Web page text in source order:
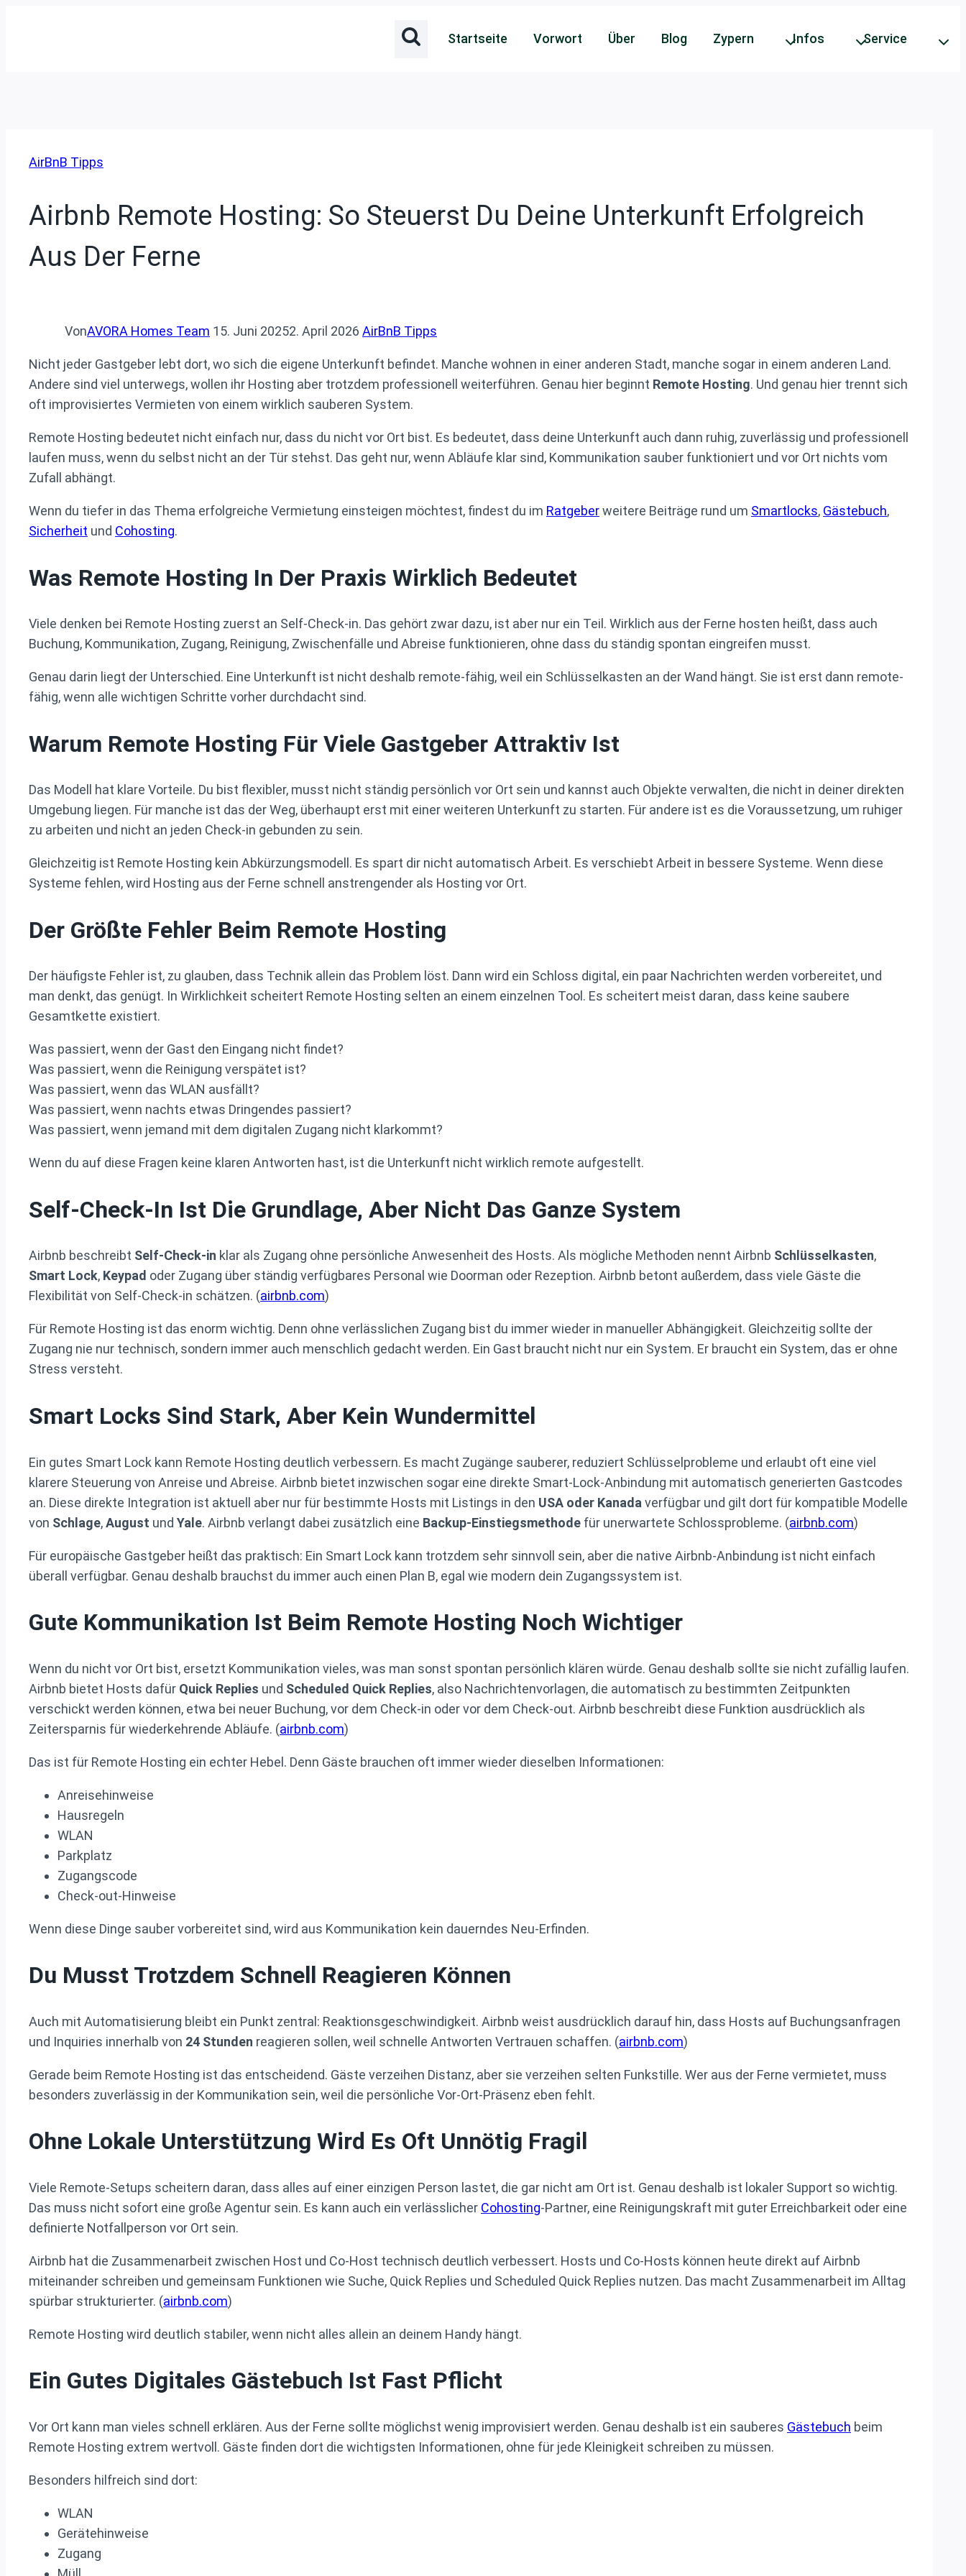
Startseite Vorwort Über Blog Zypern Infos Service
AirBnB Tipps
Airbnb Remote Hosting: So Steuerst Du Deine Unterkunft Erfolgreich
Aus Der Ferne
VonAVORA Homes Team 15. Juni 20252. April 2026 AirBnB Tipps
Nicht jeder Gastgeber lebt dort, wo sich die eigene Unterkunft befindet. Manche wohnen in einer anderen Stadt, manche sogar in einem anderen Land.
Andere sind viel unterwegs, wollen ihr Hosting aber trotzdem professionell weiterführen. Genau hier beginnt Remote Hosting. Und genau hier trennt sich
oft improvisiertes Vermieten von einem wirklich sauberen System.
Remote Hosting bedeutet nicht einfach nur, dass du nicht vor Ort bist. Es bedeutet, dass deine Unterkunft auch dann ruhig, zuverlässig und professionell
laufen muss, wenn du selbst nicht an der Tür stehst. Das geht nur, wenn Abläufe klar sind, Kommunikation sauber funktioniert und vor Ort nichts vom
Zufall abhängt.
Wenn du tiefer in das Thema erfolgreiche Vermietung einsteigen möchtest, findest du im Ratgeberweitere Beiträge rund um Smartlocks, Gästebuch,
Sicherheit und Cohosting.
Was Remote Hosting In Der Praxis Wirklich Bedeutet
Viele denken bei Remote Hosting zuerst an Self-Check-in. Das gehört zwar dazu, ist aber nur ein Teil. Wirklich aus der Ferne hosten heißt, dass auch
Buchung, Kommunikation, Zugang, Reinigung, Zwischenfälle und Abreise funktionieren, ohne dass du ständig spontan eingreifen musst.
Genau darin liegt der Unterschied. Eine Unterkunft ist nicht deshalb remote-fähig, weil ein Schlüsselkasten an der Wand hängt. Sie ist erst dann remote-
fähig, wenn alle wichtigen Schritte vorher durchdacht sind.
Warum Remote Hosting Für Viele Gastgeber Attraktiv Ist
Das Modell hat klare Vorteile. Du bist flexibler, musst nicht ständig persönlich vor Ort sein und kannst auch Objekte verwalten, die nicht in deiner direkten
Umgebung liegen. Für manche ist das der Weg, überhaupt erst mit einer weiteren Unterkunft zu starten. Für andere ist es die Voraussetzung, um ruhiger
zu arbeiten und nicht an jeden Check-in gebunden zu sein.
Gleichzeitig ist Remote Hosting kein Abkürzungsmodell. Es spart dir nicht automatisch Arbeit. Es verschiebt Arbeit in bessere Systeme. Wenn diese
Systeme fehlen, wird Hosting aus der Ferne schnell anstrengender als Hosting vor Ort.
Der Größte Fehler Beim Remote Hosting
Der häufigste Fehler ist, zu glauben, dass Technik allein das Problem löst. Dann wird ein Schloss digital, ein paar Nachrichten werden vorbereitet, und
man denkt, das genügt. In Wirklichkeit scheitert Remote Hosting selten an einem einzelnen Tool. Es scheitert meist daran, dass keine saubere
Gesamtkette existiert.
Was passiert, wenn der Gast den Eingang nicht findet?
Was passiert, wenn die Reinigung verspätet ist?
Was passiert, wenn das WLAN ausfällt?
Was passiert, wenn nachts etwas Dringendes passiert?
Was passiert, wenn jemand mit dem digitalen Zugang nicht klarkommt?
Wenn du auf diese Fragen keine klaren Antworten hast, ist die Unterkunft nicht wirklich remote aufgestellt.
Self-Check-In Ist Die Grundlage, Aber Nicht Das Ganze System
Airbnb beschreibt Self-Check-in klar als Zugang ohne persönliche Anwesenheit des Hosts. Als mögliche Methoden nennt Airbnb Schlüsselkasten,
Smart Lock, Keypad oder Zugang über ständig verfügbares Personal wie Doorman oder Rezeption. Airbnb betont außerdem, dass viele Gäste die
Flexibilität von Self-Check-in schätzen. (airbnb.com)
Für Remote Hosting ist das enorm wichtig. Denn ohne verlässlichen Zugang bist du immer wieder in manueller Abhängigkeit. Gleichzeitig sollte der
Zugang nie nur technisch, sondern immer auch menschlich gedacht werden. Ein Gast braucht nicht nur ein System. Er braucht ein System, das er ohne
Stress versteht.
Smart Locks Sind Stark, Aber Kein Wundermittel
Ein gutes Smart Lock kann Remote Hosting deutlich verbessern. Es macht Zugänge sauberer, reduziert Schlüsselprobleme und erlaubt oft eine viel
klarere Steuerung von Anreise und Abreise. Airbnb bietet inzwischen sogar eine direkte Smart-Lock-Anbindung mit automatisch generierten Gastcodes
an. Diese direkte Integration ist aktuell aber nur für bestimmte Hosts mit Listings in den USA oder Kanada verfügbar und gilt dort für kompatible Modelle
von Schlage,August und Yale. Airbnb verlangt dabei zusätzlich eine Backup-Einstiegsmethode für unerwartete Schlossprobleme. (airbnb.com)
Für europäische Gastgeber heißt das praktisch: Ein Smart Lock kann trotzdem sehr sinnvoll sein, aber die native Airbnb-Anbindung ist nicht einfach
überall verfügbar. Genau deshalb brauchst du immer auch einen Plan B, egal wie modern dein Zugangssystem ist.
Gute Kommunikation Ist Beim Remote Hosting Noch Wichtiger
Wenn du nicht vor Ort bist, ersetzt Kommunikation vieles, was man sonst spontan persönlich klären würde. Genau deshalb sollte sie nicht zufällig laufen.
Airbnb bietet Hosts dafür Quick Replies und Scheduled Quick Replies, also Nachrichtenvorlagen, die automatisch zu bestimmten Zeitpunkten
verschickt werden können, etwa bei neuer Buchung, vor dem Check-in oder vor dem Check-out. Airbnb beschreibt diese Funktion ausdrücklich als
Zeitersparnis für wiederkehrende Abläufe. (airbnb.com)
Das ist für Remote Hosting ein echter Hebel. Denn Gäste brauchen oft immer wieder dieselben Informationen:
Anreisehinweise
Hausregeln
WLAN
Parkplatz
Zugangscode
Check-out-Hinweise
Wenn diese Dinge sauber vorbereitet sind, wird aus Kommunikation kein dauerndes Neu-Erfinden.
Du Musst Trotzdem Schnell Reagieren Können
Auch mit Automatisierung bleibt ein Punkt zentral: Reaktionsgeschwindigkeit. Airbnb weist ausdrücklich darauf hin, dass Hosts auf Buchungsanfragen
und Inquiries innerhalb von 24 Stunden reagieren sollen, weil schnelle Antworten Vertrauen schaffen. (airbnb.com)
Gerade beim Remote Hosting ist das entscheidend. Gäste verzeihen Distanz, aber sie verzeihen selten Funkstille. Wer aus der Ferne vermietet, muss
besonders zuverlässig in der Kommunikation sein, weil die persönliche Vor-Ort-Präsenz eben fehlt.
Ohne Lokale Unterstützung Wird Es Oft Unnötig Fragil
Viele Remote-Setups scheitern daran, dass alles auf einer einzigen Person lastet, die gar nicht am Ort ist. Genau deshalb ist lokaler Support so wichtig.
Das muss nicht sofort eine große Agentur sein. Es kann auch ein verlässlicher Cohosting-Partner, eine Reinigungskraft mit guter Erreichbarkeit oder eine
definierte Notfallperson vor Ort sein.
Airbnb hat die Zusammenarbeit zwischen Host und Co-Host technisch deutlich verbessert. Hosts und Co-Hosts können heute direkt auf Airbnb
miteinander schreiben und gemeinsam Funktionen wie Suche, Quick Replies und Scheduled Quick Replies nutzen. Das macht Zusammenarbeit im Alltag
spürbar strukturierter. (airbnb.com)
Remote Hosting wird deutlich stabiler, wenn nicht alles allein an deinem Handy hängt.
Ein Gutes Digitales Gästebuch Ist Fast Pflicht
Vor Ort kann man vieles schnell erklären. Aus der Ferne sollte möglichst wenig improvisiert werden. Genau deshalb ist ein sauberes Gästebuch beim
Remote Hosting extrem wertvoll. Gäste finden dort die wichtigsten Informationen, ohne für jede Kleinigkeit schreiben zu müssen.
Besonders hilfreich sind dort:
WLAN
Gerätehinweise
Zugang